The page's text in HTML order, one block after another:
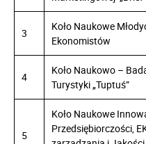
3
Koło Naukowe
Ekonomistów
4
Koło Naukowo –
Turystyki „Tuptuś”
5
Koło Naukowe
Przedsiębiorczości,